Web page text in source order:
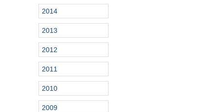
2014
2013
2012
2011
2010
2009